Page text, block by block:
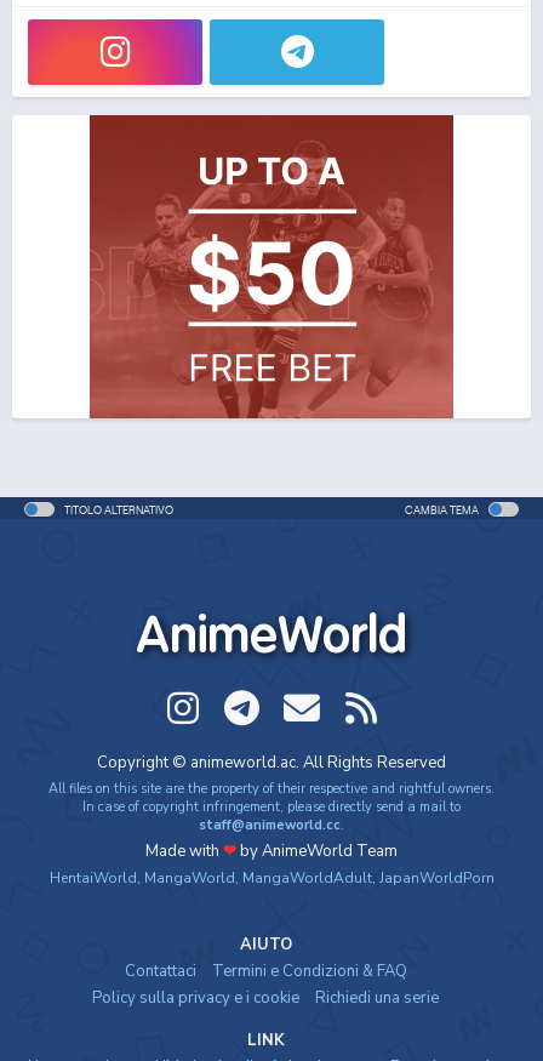
TITOLO ALTERNATIVO CAMBIA TEMA
AnimeWorld
Copyright © animeworld.ac. All Rights Reserved
All files on this site are the property of their respective and rightful owners.
In case of copyright infringement, please directly send a mail to
staff@animeworld.cc.
Made with ❤by AnimeWorld Team
HentaiWorld, MangaWorld, MangaWorldAdult, JapanWorldPorn
AIUTO
Contattaci
Termini e Condizioni & FAQ
Policy sulla privacy e i cookie
Richiedi una serie
LINK